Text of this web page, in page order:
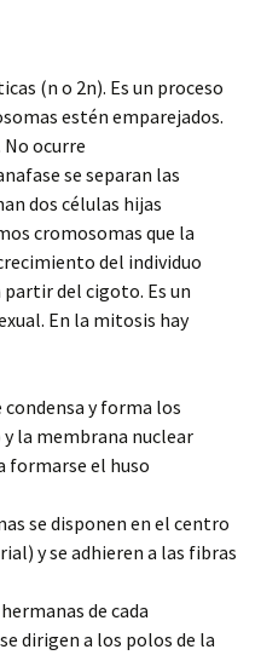
(n o 2n). Es un proceso
estén emparejados.
No ocurre
se separan las
dos células hijas
cromosomas que la
del individuo
partir del cigoto. Es un
En la mitosis hay
condensa y forma los
la membrana nuclear
formarse el huso
se disponen en el centro
y se adhieren a las fibras
de cada
dirigen a los polos de la